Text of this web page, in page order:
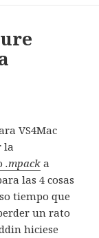
VS4Mac
la
.mpack a
las 4 cosas
tiempo que
un rato
hiciese